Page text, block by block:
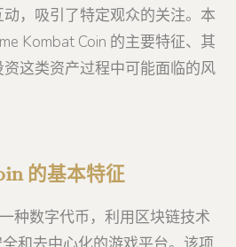
，吸引了特定观众的关注。本
Kombat Coin 的主要特征、其
这类资产过程中可能面临的风
的基本特征
种数字代币，利用区块链技术